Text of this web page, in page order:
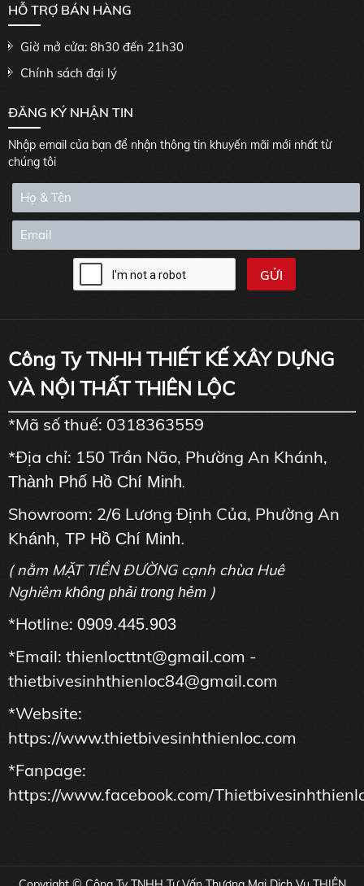
HỖ TRỢ BÁN HÀNG
Giờ mở cửa: 8h30 đến 21h30
Chính sách đại lý
ĐĂNG KÝ NHẬN TIN
Nhập email của bạn để nhận thông tin khuyến mãi mới nhất từ
chúng tôi
Công Ty TNHH THIẾT KẾ XÂY DỰNG
VÀ NỘI THẤT THIÊN LỘC
*Mã số thuế: 0318363559
*Địa chỉ: 150 Trần Não, Phường An Khánh,
Thành Phố Hồ Chí Minh.
Showroom: 2/6 Lương Định Của, Phường An
Khánh, TP Hồ Chí Minh.
( nằm MẶT TIỀN ĐƯỜNG cạnh chùa Huê
Nghiêm không phải trong hẻm )
*Hotline: 0909.445.903
*Email: thienlocttnt@gmail.com -
thietbivesinhthienloc84@gmail.com
*Website:
https://www.thietbivesinhthienloc.com
*Fanpage:
https://www.facebook.com/